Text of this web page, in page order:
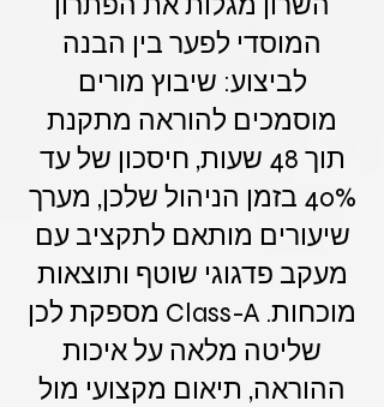
המוסדי לפער בין הבנה
לביצוע: שיבוץ מורים
מוסמכים להוראה מתקנת
תוך 48 שעות, חיסכון של עד
40% בזמן הניהול שלכן, מערך
שיעורים מותאם לתקציב עם
מעקב פדגוגי שוטף ותוצאות
מוכחות. Class-A מספקת לכן
שליטה מלאה על איכות
ההוראה, תיאום מקצועי מול